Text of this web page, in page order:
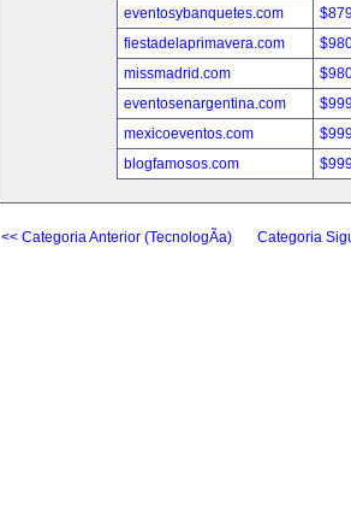
eventosybanquetes.com
fiestadelaprimavera.com
missmadrid.com
eventosenargentina.com
mexicoeventos.com
blogfamosos.com
<< Categoria Anterior (TecnologÃ­a) Categoria